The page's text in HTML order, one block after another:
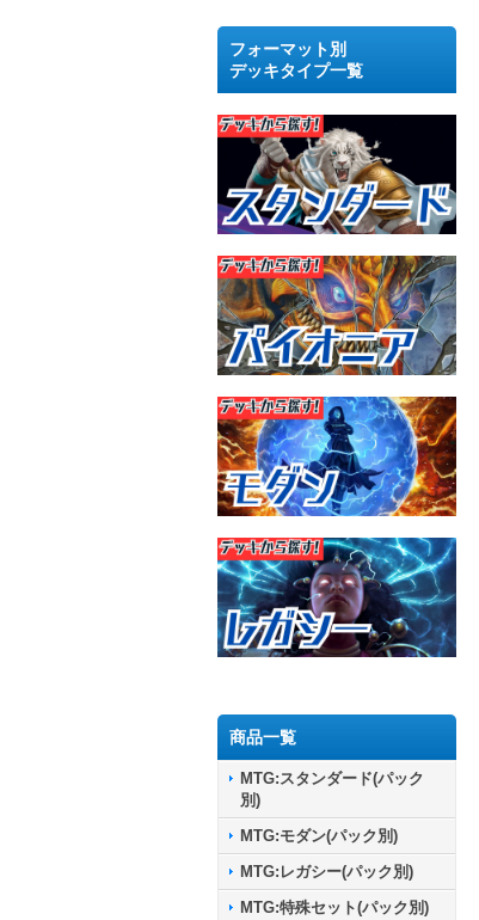
フォーマット別
デッキタイプ一覧
商品一覧
MTG:スタンダード(パック
別)
MTG:モダン(パック別)
MTG:レガシー(パック別)
MTG:特殊セット(パック別)